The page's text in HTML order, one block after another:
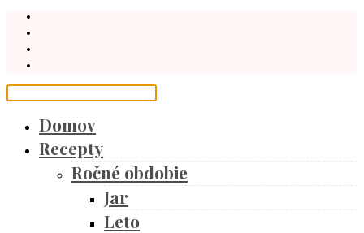
Domov
Recepty
Ročné obdobie
Jar
Leto